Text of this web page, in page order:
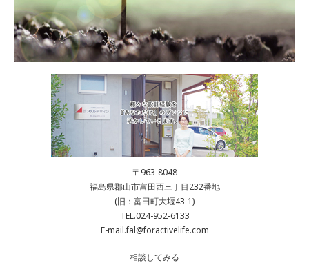
〒963-8048
福島県郡山市富田西三丁目232番地
(旧：富田町大堰43-1)
TEL.024-952-6133
E-mail.fal@foractivelife.com
相談してみる